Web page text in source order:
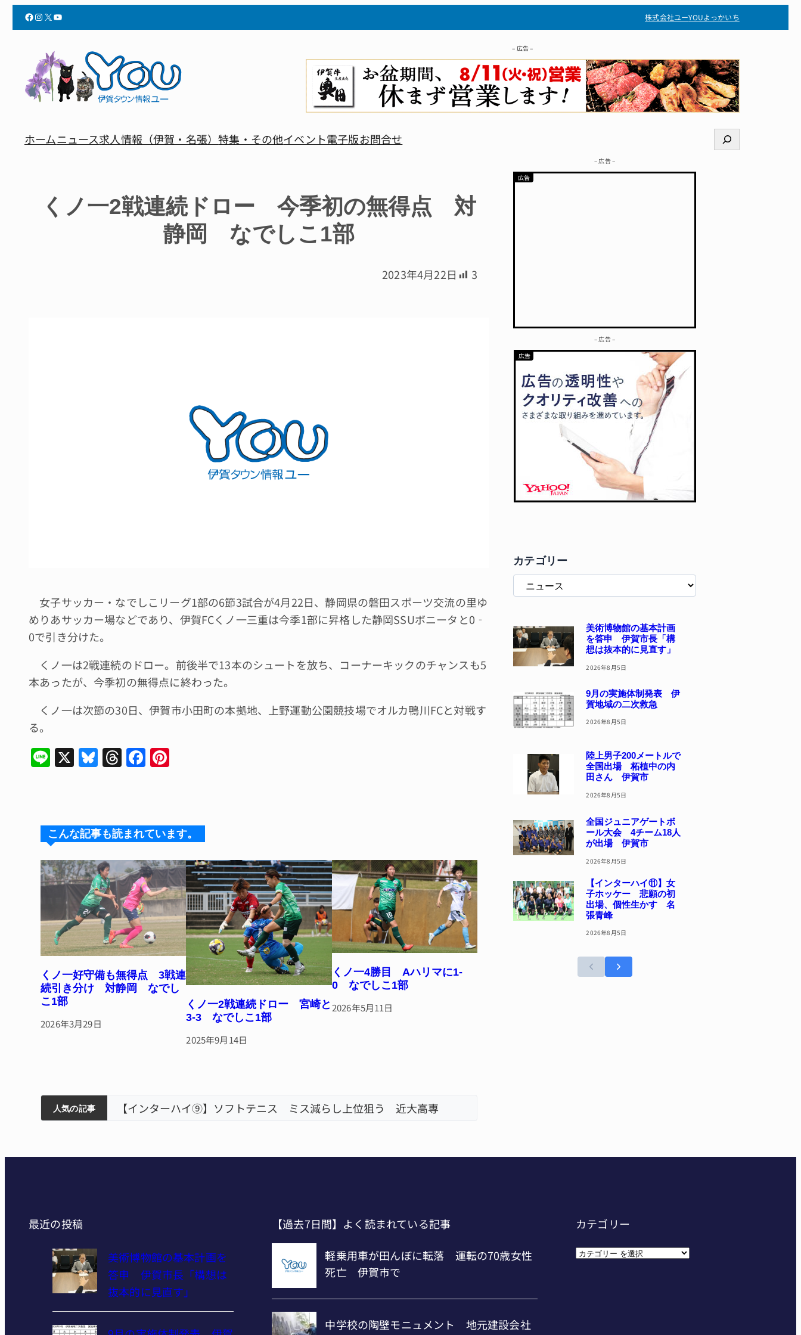
Facebook InstagramX YouTube 株式会社ユーYOUよっかいち
– 広告 –
ホームニュース求人情報（伊賀・名張）特集・その他イベント電子版お問合せ
検
索
くノ一2戦連続ドロー 今季初の無得点 対
静岡 なでしこ1部
2023年4月22日 3
女子サッカー・なでしこリーグ1部の6節3試合が4月22日、静岡県の磐田スポーツ交流の里ゆ
めりあサッカー場などであり、伊賀FCくノ一三重は今季1部に昇格した静岡SSUボニータと0‐
0で引き分けた。
くノ一は2戦連続のドロー。前後半で13本のシュートを放ち、コーナーキックのチャンスも5
本あったが、今季初の無得点に終わった。
くノ一は次節の30日、伊賀市小田町の本拠地、上野運動公園競技場でオルカ鴨川FCと対戦す
る。
Li
n
X Bl
u
k
y
T
hr
d
s
F
a
b
o
o
k
st
こんな記事も読まれています。
くノ一好守備も無得点 3戦連
続引き分け 対静岡 なでし
こ1部
2026年3月29日
くノ一2戦連続ドロー 宮崎と
3-3 なでしこ1部
2025年9月14日
くノ一4勝目 Aハリマに1‐
0 なでしこ1部
2026年5月11日
人気の記事
ィアで清掃 伊賀
3回目の派遣 【インターハイ⑨】ソフトテニス ミス減らし上位狙う 近大高専
– 広告 –
– 広告 –
カテゴリー
美術博物館の基本計画
を答申 伊賀市長「構
想は抜本的に見直す」
2026年8月5日
9月の実施体制発表 伊
賀地域の二次救急
2026年8月5日
陸上男子200メートルで
全国出場 柘植中の内
田さん 伊賀市
2026年8月5日
全国ジュニアゲートボ
ール大会 4チーム18人
が出場 伊賀市
2026年8月5日
【インターハイ⑪】女
子ホッケー 悲願の初
出場、個性生かす 名
張青峰
2026年8月5日
最近の投稿
美術博物館の基本計画を
答申 伊賀市長「構想は
抜本的に見直す」
【過去7日間】よく読まれている記事
カテゴリー
カ